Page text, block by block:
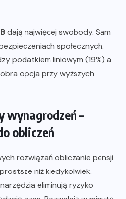
dają najwięcej swobody. Sam
społecznych.
podatkiem liniowym (19%) a
opcja przy wyższych
wynagrodzeń –
obliczeń
rozwiązań obliczanie pensji
niż kiedykolwiek.
eliminują ryzyko